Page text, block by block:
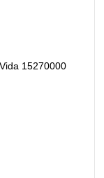
15270000